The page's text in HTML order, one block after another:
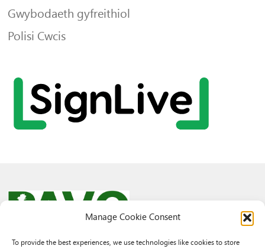
Manage Cookie Consent
To provide the best experiences, we use technologies like cookies to store
Gwybodaeth gyfreithiol
Polisi Cwcis